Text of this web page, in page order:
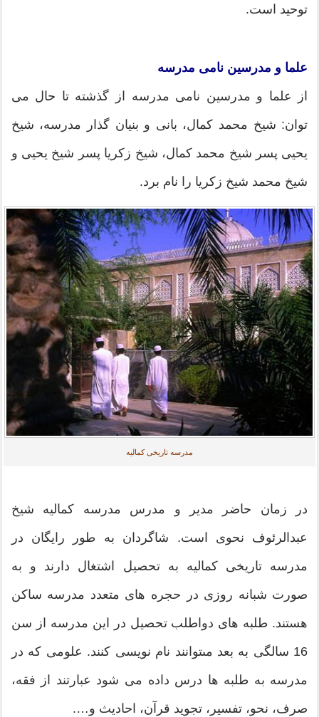
توحيد است.
علما و مدرسين نامى مدرسه
از علما و مدرسين نامى مدرسه از گذشته تا حال مى
توان: شيخ محمد کمال، بانى و بنيان گذار مدرسه، شيخ
يحيى پسر شيخ محمد کمال، شيخ زکريا پسر شيخ يحيى و
شيخ محمد شيخ زکريا را نام برد.
مدرسه تاریخی کمالیه
در زمان حاضر مدير و مدرس مدرسه کماليه شيخ
عبدالرئوف نحوى است. شاگردان به طور رايگان در
مدرسه تاريخى کماليه به تحصيل اشتغال دارند و به
صورت شبانه روزى در حجره هاى متعدد مدرسه ساکن
هستند. طلبه هاى دواطلب تحصيل در اين مدرسه از سن
16 سالگى به بعد مىتوانند نام نويسى کنند. علومى که در
مدرسه به طلبه ها درس داده مى شود عبارتند از فقه،
صرف، نحو، تفسير، تجويد قرآن، احاديث و….